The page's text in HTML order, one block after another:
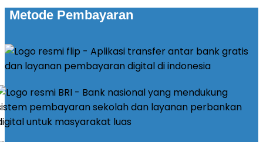
Metode Pembayaran